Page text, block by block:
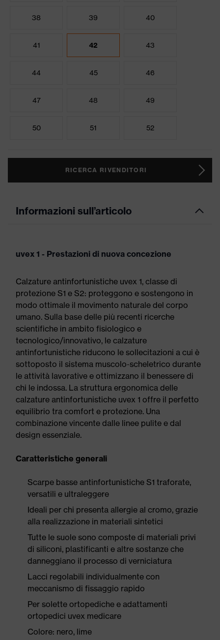
38 39 40
41 42 43
44 45 46
47 48 49
50 51 52
RICERCA RIVENDITORI
Informazioni sull’articolo
uvex 1 - Prestazioni di nuova concezione
Calzature antinfortunistiche uvex 1, classe di
protezione S1 e S2: proteggono e sostengono in
modo ottimale il movimento naturale del corpo
umano. Sulla base delle più recenti ricerche
scientifiche in ambito fisiologico e
tecnologico/innovativo, le calzature
antinfortunistiche riducono le sollecitazioni a cui è
sottoposto il sistema muscolo-scheletrico durante
le attività lavorative e ottimizzano il benessere di
chi le indossa. La struttura ergonomica delle
calzature antinfortunistiche uvex 1 offre il perfetto
equilibrio tra comfort e protezione. Una
combinazione vincente dalle linee pulite e dal
design essenziale.
Caratteristiche generali
Scarpe basse antinfortunistiche S1 traforate,
versatili e ultraleggere
Ideali per chi presenta allergie al cromo, grazie
alla realizzazione in materiali sintetici
Tutte le suole sono composte di materiali privi
di siliconi, plastificanti e altre sostanze che
danneggiano il processo di verniciatura
Lacci regolabili individualmente con
meccanismo di fissaggio rapido
Per solette ortopediche e adattamenti
ortopedici uvex medicare
Colore: nero, lime